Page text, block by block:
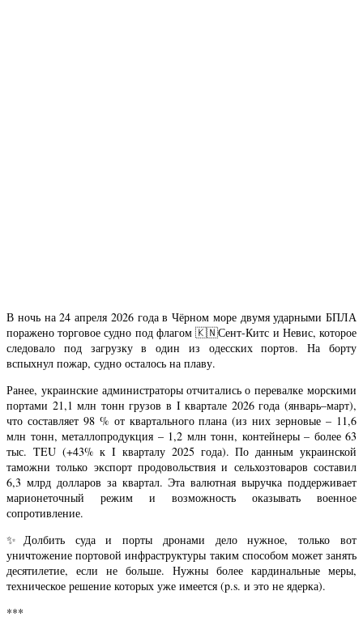
В ночь на 24 апреля 2026 года в Чёрном море двумя ударными БПЛА
поражено торговое судно под флагом 🇰🇳Сент-Китс и Невис, которое
следовало под загрузку в один из одесских портов. На борту
вспыхнул пожар, судно осталось на плаву.
Ранее, украинские администраторы отчитались о перевалке морскими
портами 21,1 млн тонн грузов в I квартале 2026 года (январь–март),
что составляет 98 % от квартального плана (из них зерновые – 11,6
млн тонн, металлопродукция – 1,2 млн тонн, контейнеры – более 63
тыс. TEU (+43% к I кварталу 2025 года). По данным украинской
таможни только экспорт продовольствия и сельхозтоваров составил
6,3 млрд долларов за квартал. Эта валютная выручка поддерживает
марионеточный режим и возможность оказывать военное
сопротивление.
✨Долбить суда и порты дронами дело нужное, только вот
уничтожение портовой инфраструктуры таким способом может занять
десятилетие, если не больше. Нужны более кардинальные меры,
техническое решение которых уже имеется (p.s. и это не ядерка).
***